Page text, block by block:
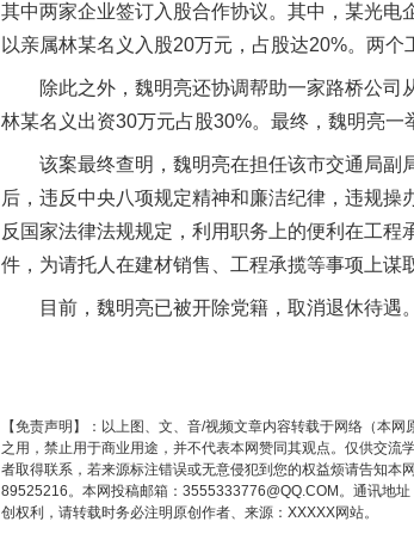
其中两家企业签订入股合作协议。其中，某光
以亲属林某名义入股20万元，占股达20%。两个
除此之外，魏明亮还协调帮助一家路桥公司
林某名义出资30万元占股30%。最终，魏明亮一
该案最终查明，魏明亮在担任该市交通局副
后，违反中央八项规定精神和廉洁纪律，违规
反国家法律法规规定，利用职务上的便利在工
件，为请托人在建材销售、工程承揽等事项上谋
目前，魏明亮已被开除党籍，取消退休待遇。
【免责声明】：以上图、文、音/视频文章内容转载于网络（本
之用，禁止用于商业用途，并不代表本网赞同其观点。仅供交
者取得联系，若来源标注错误或无意侵犯到您的权益烦请告知
89525216。本网投稿邮箱：3555333776@QQ.COM。通讯地
创权利，请转载时务必注明原创作者、来源：XXXXX网站。
这是一记警钟！